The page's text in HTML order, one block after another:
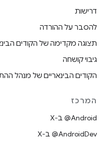
דרישות
להסבר על ההורדה
תצוגה מקדימה של הקודים
גיבוי קושחה
הקודים הבינאריים של מנהל
המרכז
‫‎@Android ב-X
‫‎@AndroidDev ב-X